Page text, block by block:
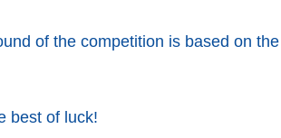
of the competition is based on
best of luck!